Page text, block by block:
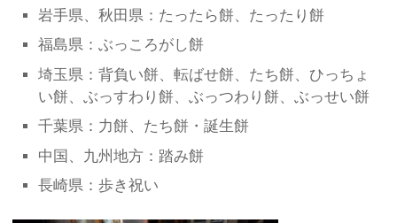
岩手県、秋田県：たったら餅、たったり餅
福島県：ぶっころがし餅
埼玉県：背負い餅、転ばせ餅、たち餅、ひっちょ
い餅、ぶっすわり餅、ぶっつわり餅、ぶっせい餅
千葉県：力餅、たち餅・誕生餅
中国、九州地方：踏み餅
長崎県：歩き祝い